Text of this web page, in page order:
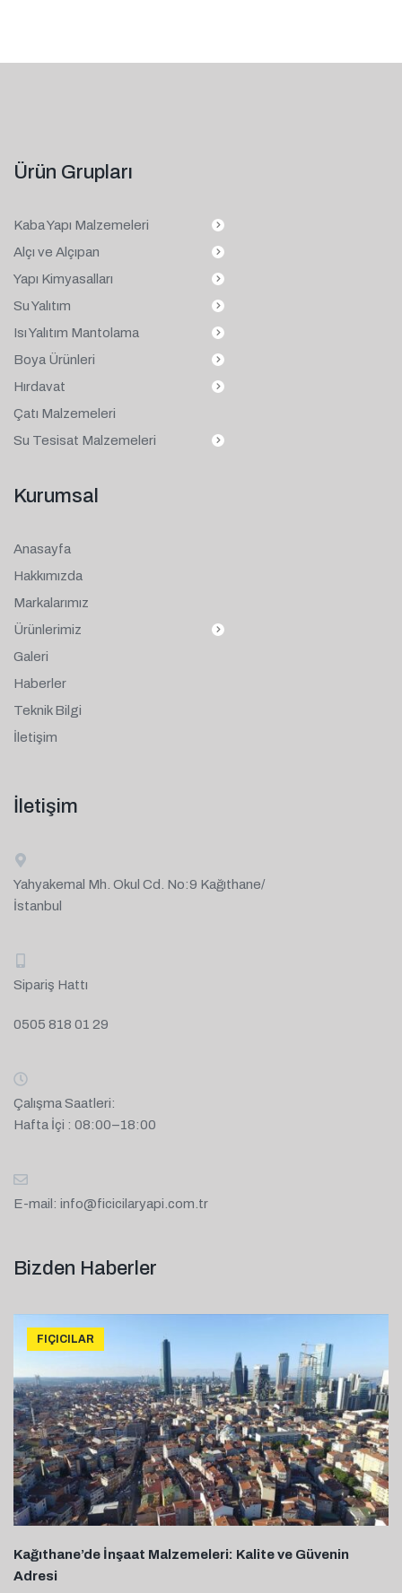
Ürün Grupları
Kaba Yapı Malzemeleri
Alçı ve Alçıpan
Yapı Kimyasalları
Su Yalıtım
Isı Yalıtım Mantolama
Boya Ürünleri
Hırdavat
Çatı Malzemeleri
Su Tesisat Malzemeleri
Bizden Haberler
FIÇICILAR
Kağıthane’de İnşaat Malzemeleri: Kalite ve Güvenin
Adresi
Kurumsal
Anasayfa
Hakkımızda
Markalarımız
Ürünlerimiz
Galeri
Haberler
Teknik Bilgi
İletişim
İletişim
Yahyakemal Mh. Okul Cd. No:9 Kağıthane/
İstanbul
Sipariş Hattı
0505 818 01 29
Çalışma Saatleri:
Hafta İçi : 08:00–18:00
E-mail: info@ficicilaryapi.com.tr